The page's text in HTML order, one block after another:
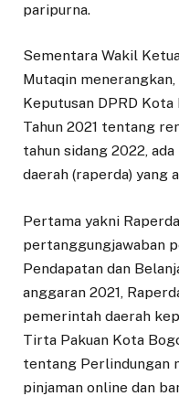
paripurna.
Sementara Wakil
Mutaqin
Keputusan DPRD
Tahun 2021 tentang
tahun sidang 2022,
daerah (raperda) yang
Pertama yakni
pertanggungjawaban
Pendapatan dan
anggaran 2021,
pemerintah daerah
Tirta Pakuan Kota
tentang Perlindungan
pinjaman online dan